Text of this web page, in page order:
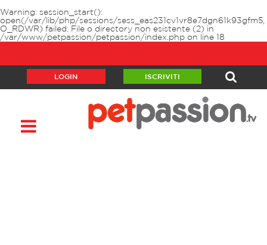
Warning: session_start():
open(/var/lib/php/sessions/sess_eas231cv1vr8e7dgn61k93gfm5,
O_RDWR) failed: File o directory non esistente (2) in
/var/www/petpassion/petpassion/index.php on line 18
LOGIN ISCRIVITI